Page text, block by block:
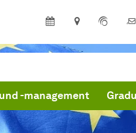
-management